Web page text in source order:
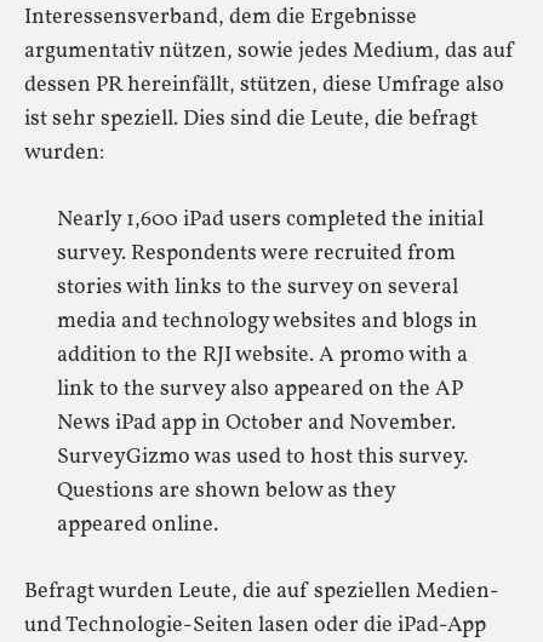
Interessensverband, dem die Ergebnisse
argumentativ nützen, sowie jedes Medium, das auf
dessen PR hereinfällt, stützen, diese Umfrage also
ist sehr speziell. Dies sind die Leute, die befragt
wurden:
Nearly 1,600 iPad users completed the initial
survey. Respondents were recruited from
stories with links to the survey on several
media and technology websites and blogs in
addition to the RJI website. A promo with a
link to the survey also appeared on the AP
News iPad app in October and November.
SurveyGizmo was used to host this survey.
Questions are shown below as they
appeared online.
Befragt wurden Leute, die auf speziellen Medien-
und Technologie-Seiten lasen oder die iPad-App